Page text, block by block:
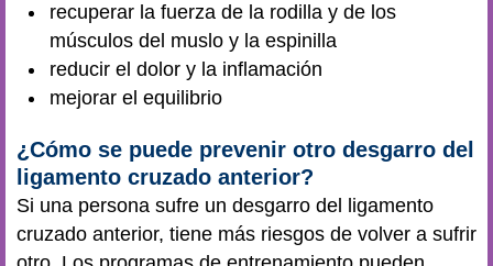
recuperar la fuerza de la rodilla y de los
músculos del muslo y la espinilla
reducir el dolor y la inflamación
mejorar el equilibrio
¿Cómo se puede prevenir otro desgarro del
ligamento cruzado anterior?
Si una persona sufre un desgarro del ligamento
cruzado anterior, tiene más riesgos de volver a sufrir